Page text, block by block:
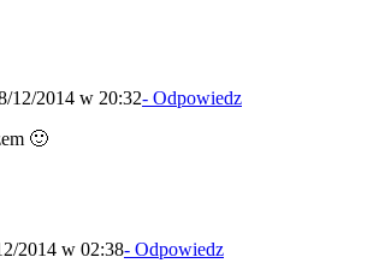
12/2014 w 20:32- Odpowiedz
🙂
2014 w 02:38- Odpowiedz